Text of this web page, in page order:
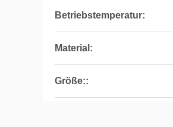
Betriebstemperatur:
Material:
Größe::